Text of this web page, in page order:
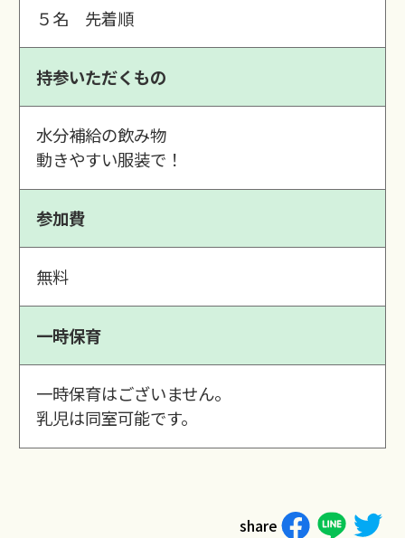
５名 先着順
持参いただくもの
水分補給の飲み物
動きやすい服装で！
参加費
無料
一時保育
一時保育はございません。
乳児は同室可能です。
share